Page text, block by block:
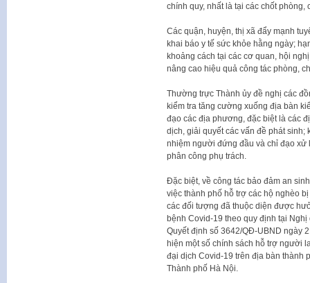
chính quy, nhất là tại các chốt phòng,
Các quận, huyện, thị xã đẩy mạnh
khai báo y tế sức khỏe hằng ngày;
khoảng cách tại các cơ quan, hội
nâng cao hiệu quả công tác phòng,
Thường trực Thành ủy đề nghị các
kiểm tra tăng cường xuống địa bàn
đạo các địa phương, đặc biệt là các
dịch, giải quyết các vấn đề phát
nhiệm người đứng đầu và chỉ đạo
phân công phụ trách.
Đặc biệt, về công tác bảo đảm an
việc thành phố hỗ trợ các hộ nghèo
các đối tượng đã thuộc diện được
bệnh Covid-19 theo quy định tại
Quyết định số 3642/QĐ-UBND ngày
hiện một số chính sách hỗ trợ người
đại dịch Covid-19 trên địa bàn thành
Thành phố Hà Nội.